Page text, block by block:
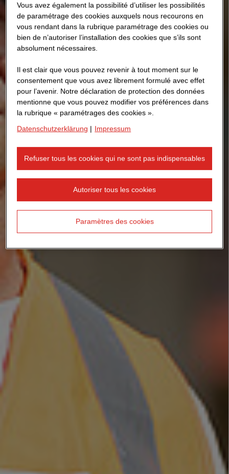
Vous avez également la possibilité d’utiliser les possibilités
de paramétrage des cookies auxquels nous recourons en
vous rendant dans la rubrique paramétrage des cookies ou
bien de n’autoriser l’installation des cookies que s’ils sont
absolument nécessaires.
Il est clair que vous pouvez revenir à tout moment sur le
consentement que vous avez librement formulé avec effet
pour l’avenir. Notre déclaration de protection des données
mentionne que vous pouvez modifier vos préférences dans
la rubrique « paramétrages des cookies ».
Datenschutzerklärung | Impressum
Refuser tous les cookies qui ne sont pas indispensables
Autoriser tous les cookies
Paramètres des cookies